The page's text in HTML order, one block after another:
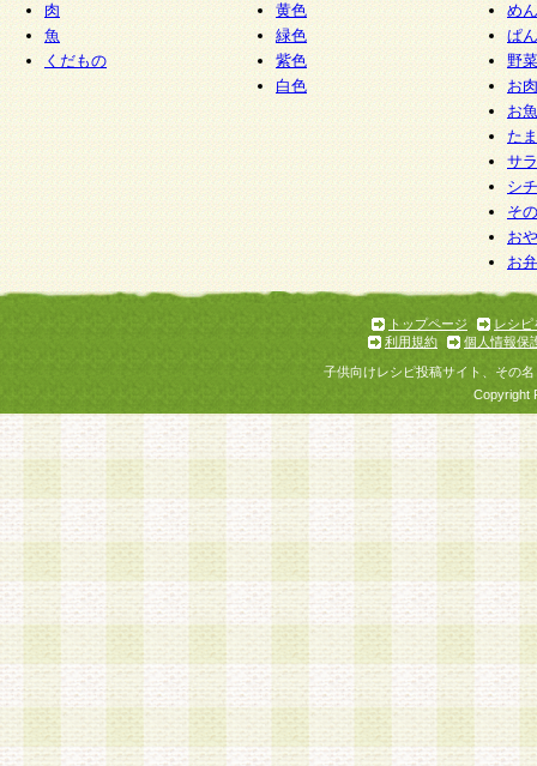
肉
魚
くだもの
黄色
緑色
紫色
白色
めん
ぱん
野
お
お
た
サ
シ
そ
お
お
トップページ
レシピ
利用規約
個人情報保
子供向けレシピ投稿サイト、その
Copyright